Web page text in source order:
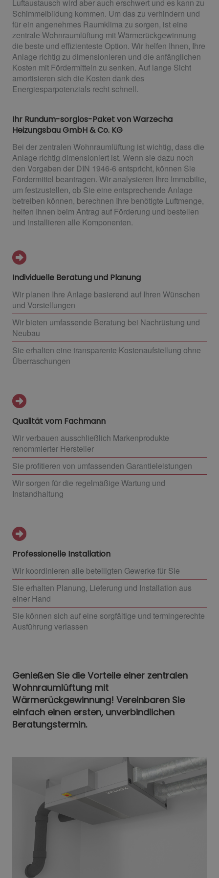
Luftaustausch wird aber auch erschwert und es kann zu
Schimmelbildung kommen. Um das zu verhindern und
für ein angenehmes Raumklima zu sorgen, ist eine
zentrale Wohnraumlüftung mit Wärmerückgewinnung
die beste und effizienteste Option. Wir helfen Ihnen, Ihre
Anlage richtig zu dimensionieren und die anfänglichen
Kosten mit Fördermitteln zu senken. Auf lange Sicht
amortisieren sich die Kosten dank des
Energiesparpotenzials recht schnell.
Ihr Rundum-sorglos-Paket von Warzecha
Heizungsbau GmbH & Co. KG
Bei der zentralen Wohnraumlüftung ist wichtig, dass die
Anlage richtig dimensioniert ist. Wenn sie dazu noch
den Vorgaben der DIN 1946-6 entspricht, können Sie
Fördermittel beantragen. Wir analysieren Ihre Immobilie,
um festzustellen, ob Sie eine entsprechende Anlage
betreiben können, berechnen Ihre benötigte Luftmenge,
helfen Ihnen beim Antrag auf Förderung und bestellen
und installieren alle Komponenten.
Individuelle Beratung und Planung
Wir planen Ihre Anlage basierend auf Ihren Wünschen
und Vorstellungen
Wir bieten umfassende Beratung bei Nachrüstung und
Neubau
Sie erhalten eine transparente Kostenaufstellung ohne
Überraschungen
Qualität vom Fachmann
Wir verbauen ausschließlich Markenprodukte
renommierter Hersteller
Sie profitieren von umfassenden Garantieleistungen
Wir sorgen für die regelmäßige Wartung und
Instandhaltung
Professionelle Installation
Wir koordinieren alle beteiligten Gewerke für Sie
Sie erhalten Planung, Lieferung und Installation aus
einer Hand
Sie können sich auf eine sorgfältige und termingerechte
Ausführung verlassen
Genießen Sie die Vorteile einer zentralen
Wohnraumlüftung mit
Wärmerückgewinnung! Vereinbaren Sie
einfach einen ersten, unverbindlichen
Beratungstermin.